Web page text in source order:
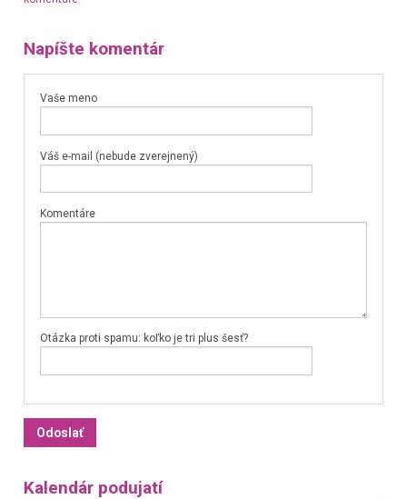
Napíšte komentár
Vaše meno
Váš e-mail (nebude zverejnený)
Komentáre
Otázka proti spamu: koľko je tri plus šesť?
Kalendár podujatí